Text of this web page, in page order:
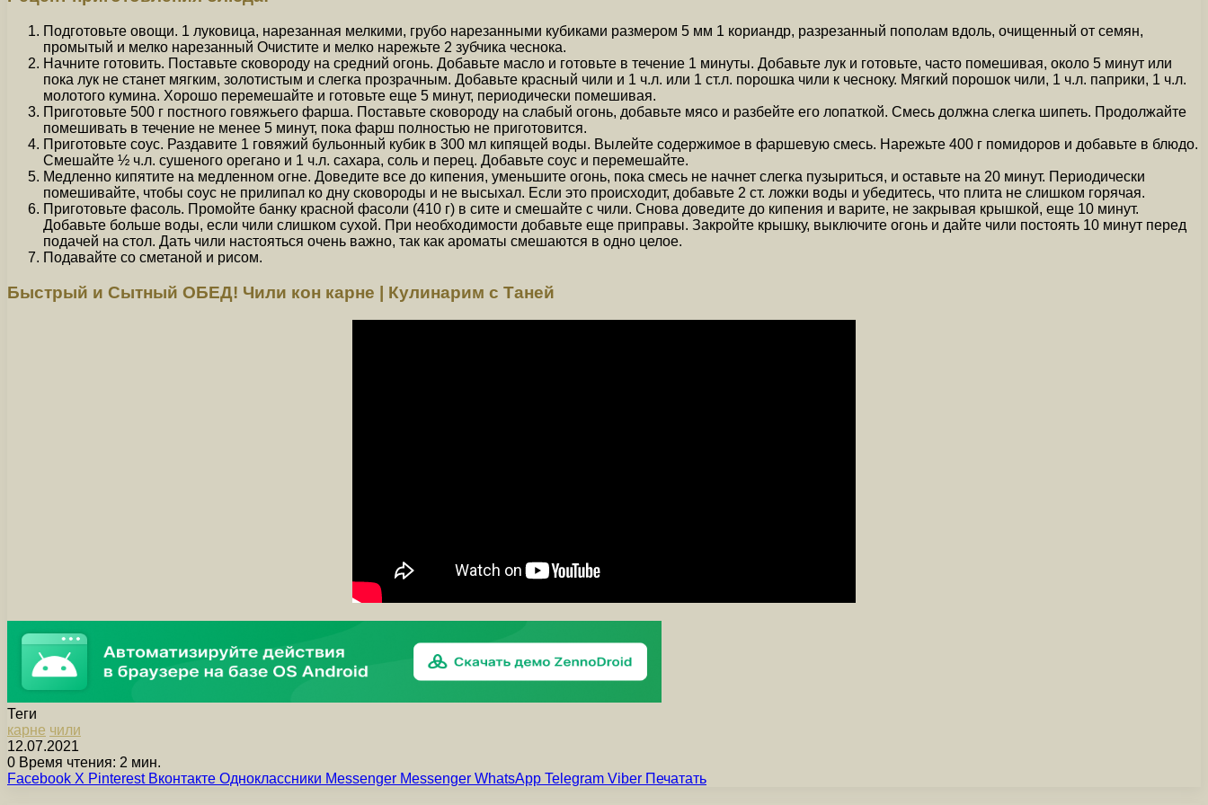
Подготовьте овощи. 1 луковица, нарезанная мелкими, грубо нарезанными кубиками размером 5 мм 1 кориандр, разрезанный пополам вдоль, очищенный от семян,
промытый и мелко нарезанный Очистите и мелко нарежьте 2 зубчика чеснока.
Начните готовить. Поставьте сковороду на средний огонь. Добавьте масло и готовьте в течение 1 минуты. Добавьте лук и готовьте, часто помешивая, около 5 минут или
пока лук не станет мягким, золотистым и слегка прозрачным. Добавьте красный чили и 1 ч.л. или 1 ст.л. порошка чили к чесноку. Мягкий порошок чили, 1 ч.л. паприки, 1 ч.л.
молотого кумина. Хорошо перемешайте и готовьте еще 5 минут, периодически помешивая.
Приготовьте 500 г постного говяжьего фарша. Поставьте сковороду на слабый огонь, добавьте мясо и разбейте его лопаткой. Смесь должна слегка шипеть. Продолжайте
помешивать в течение не менее 5 минут, пока фарш полностью не приготовится.
Приготовьте соус. Раздавите 1 говяжий бульонный кубик в 300 мл кипящей воды. Вылейте содержимое в фаршевую смесь. Нарежьте 400 г помидоров и добавьте в блюдо.
Смешайте ½ ч.л. сушеного орегано и 1 ч.л. сахара, соль и перец. Добавьте соус и перемешайте.
Медленно кипятите на медленном огне. Доведите все до кипения, уменьшите огонь, пока смесь не начнет слегка пузыриться, и оставьте на 20 минут. Периодически
помешивайте, чтобы соус не прилипал ко дну сковороды и не высыхал. Если это происходит, добавьте 2 ст. ложки воды и убедитесь, что плита не слишком горячая.
Приготовьте фасоль. Промойте банку красной фасоли (410 г) в сите и смешайте с чили. Снова доведите до кипения и варите, не закрывая крышкой, еще 10 минут.
Добавьте больше воды, если чили слишком сухой. При необходимости добавьте еще приправы. Закройте крышку, выключите огонь и дайте чили постоять 10 минут перед
подачей на стол. Дать чили настояться очень важно, так как ароматы смешаются в одно целое.
Подавайте со сметаной и рисом.
Быстрый и Сытный ОБЕД! Чили кон карне | Кулинарим с Таней
Теги
карне чили
12.07.2021
0 Время чтения: 2 мин.
Facebook X Pinterest Вконтакте Одноклассники Messenger Messenger WhatsApp Telegram Viber Печатать